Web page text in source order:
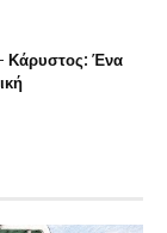
Κάρυστος: Ένα